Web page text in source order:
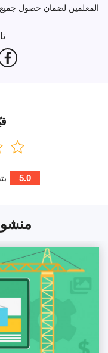
المعلمين لضمان حصول
5.0